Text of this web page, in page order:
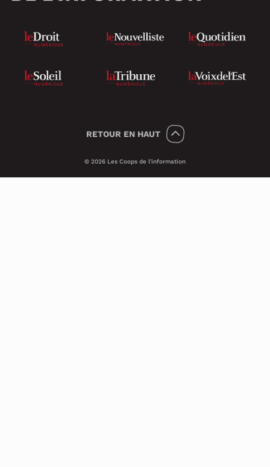
RETOUR EN HAUT
© 2026 Les Coops de l'information